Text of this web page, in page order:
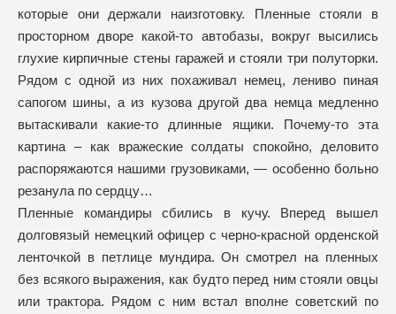
которые они держали наизготовку. Пленные стояли в
просторном дворе какой-то автобазы, вокруг высились
глухие кирпичные стены гаражей и стояли три полуторки.
Рядом с одной из них похаживал немец, лениво пиная
сапогом шины, а из кузова другой два немца медленно
вытаскивали какие-то длинные ящики. Почему-то эта
картина – как вражеские солдаты спокойно, деловито
распоряжаются нашими грузовиками, — особенно больно
резанула по сердцу…
Пленные командиры сбились в кучу. Вперед вышел
долговязый немецкий офицер с черно-красной орденской
ленточкой в петлице мундира. Он смотрел на пленных
без всякого выражения, как будто перед ним стояли овцы
или трактора. Рядом с ним встал вполне советский по